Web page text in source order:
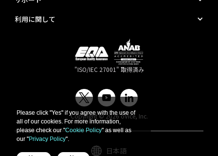
利用に関して
"ISO/IEC 27001" 取得済み
Copyright © 2026 oVice, Inc.
日本語
Please click "Yes" if you agree with the use of
all of our cookies. For more information,
please check our "Cookie Policy" as well as
our "Privacy Policy".
Please click "Yes" if you agree with the use of
all of our cookies. For more information,
please check our "Cookie Policy" as well as
our "Privacy Policy".